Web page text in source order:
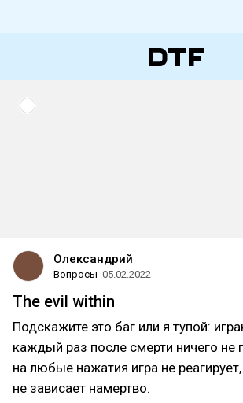
Олександрий
Вопросы 05.02.2022
The evil within
Подскажите это баг или я тупой:
каждый раз после смерти ничего не
на любые нажатия игра не
не зависает намертво.